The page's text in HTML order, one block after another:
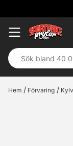
Hem Förvaring